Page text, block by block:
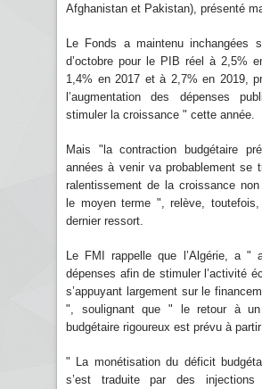
Afghanistan et Pakistan), présenté
Le Fonds a maintenu inchangées
d’octobre pour le PIB réel à 2,5%
1,4% en 2017 et à 2,7% en 2019,
l’augmentation des dépenses
stimuler la croissance " cette année.
Mais "la contraction budgétaire
années à venir va probablement se
ralentissement de la croissance
le moyen terme ", relève,
dernier ressort.
Le FMI rappelle que l’Algérie, a "
dépenses afin de stimuler l’activité
s’appuyant largement sur le
", soulignant que " le retour à un
budgétaire rigoureux est prévu à partir
" La monétisation du déficit
s’est traduite par des injections